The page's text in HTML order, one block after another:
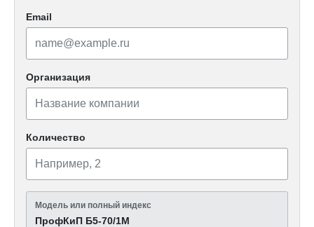
Email
Организация
Количество
Модель или полный индекс
ПрофКиП Б5-70/1М